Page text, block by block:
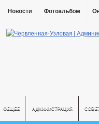
Новости Фотоальбом
ОБЩЕЕ АДМИНИСТРАЦИЯ